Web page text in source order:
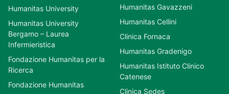
Humanitas University
Humanitas University
Bergamo – Laurea
Infermieristica
Fondazione Humanitas per la
Ricerca
Fondazione Humanitas
Humanitas Gavazzeni
Humanitas Cellini
Clinica Fornaca
Humanitas Gradenigo
Humanitas Istituto Clinico
Catenese
Clinica Sedes